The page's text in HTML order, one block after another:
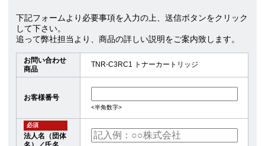
下記フォームより必要事項を入力の上、送信ボタンをクリック
して下さい。
追って弊社担当より、商品の詳しい説明をご案内致します。
お問い合わせ
商品
TNR-C3RC1 トナーカートリッジ
お客様番号
<半角数字>
必須
法人名（団体